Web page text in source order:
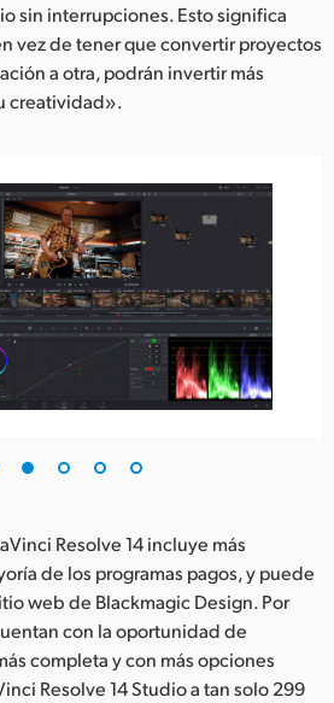
sin interrupciones. Esto significa
vez de tener que convertir proyectos
a otra, podrán invertir más
creatividad».
Resolve 14 incluye más
de los programas pagos, y puede
web de Blackmagic Design. Por
con la oportunidad de
completa y con más opciones
Resolve 14 Studio a tan solo 299